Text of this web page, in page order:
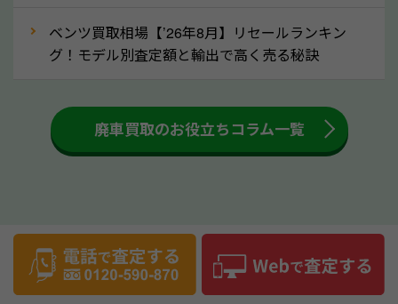
す。車内の汚れは簡単な清掃だけで取り除けることも
多いため、査定前にチェックして、清掃をしておくの
大きな汚れがない限り必要はありません。査定に影響
するケースは少ないため、そのままお持ちいただいて
て上がる査定金額よりも、修理費用が高くなることも
あるため、まずは山形県のソコカラへ車の状態につい
てお気軽にご相談ください。
ベンツ買取相場【’26年8月】リセールランキン
グ！モデル別査定額と輸出で高く売る秘訣
廃車買取のお役立ちコラム一覧
事故車買取のお役立ちコラム